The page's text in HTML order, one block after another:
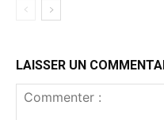
LAISSER UN